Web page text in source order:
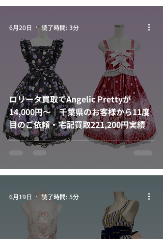
ロリータ買取でAngelic Prettyが
14,000円〜｜千葉県のお客様から11度
目のご依頼・宅配買取221,200円実績
6月20日 読了時間: 3分
6月19日 読了時間: 5分